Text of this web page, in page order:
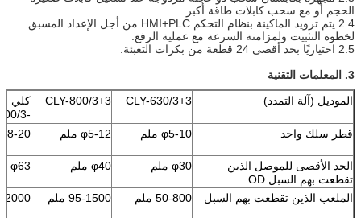
الحجم أو مع سحب كابلات طاقة أكبر.
2.4 يتم تزويد الماكينة بنظام التحكم HMI+PLC من أجل الإعداد المسبق
لخطوة التثبيت ولمزامنة السرعة مع عملية الرفع.
2.5 اختياريًا بحد أقصى 24 قطعة من بكرات التعبئة.
3. المعلمات التقنية
الموديل (آلة التمدد)
CLY-630/3+3
CLY-800/3+3
كلي
-1000/3+1+1
قطر سلك واحد
φ5-10 ملم φ5-12 ملم φ8-20 ملم
الحد الأقصى للموصل الذين
تقطعت بهم السبل OD
φ30 ملم φ40 ملم φ63 ملم
الملعب الذين تقطعت بهم السبل 50-800 ملم 95-1500 ملم 200-